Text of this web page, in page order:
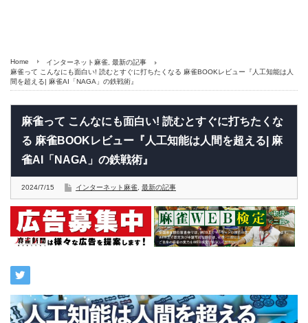
Home インターネット麻雀 最新の記事
麻雀って こんなにも面白い! 読むとすぐに打ちたくなる 麻雀BOOKレビュー『人工知能は人
間を超える| 麻雀AI「NAGA」の鉄戦術』
麻雀って こんなにも面白い! 読むとすぐに打ちたくな
る 麻雀BOOKレビュー『人工知能は人間を超える| 麻
雀AI「NAGA」の鉄戦術』
2024/7/15 インターネット麻雀 最新の記事